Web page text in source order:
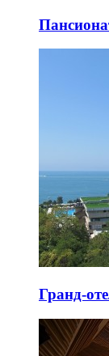
Гранд-